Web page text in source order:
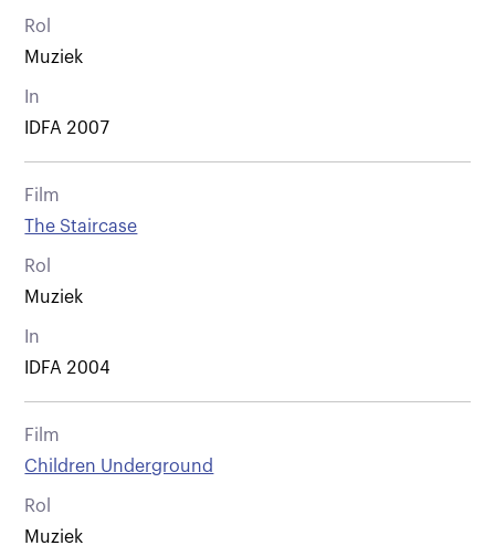
Rol
Muziek
In
IDFA 2007
Film
The Staircase
Rol
Muziek
In
IDFA 2004
Film
Children Underground
Rol
Muziek